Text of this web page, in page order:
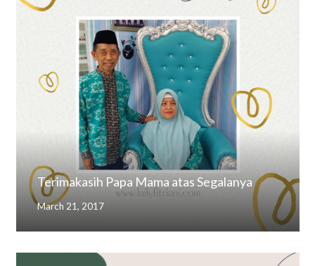
Terimakasih Papa Mama atas Segalanya
March 21, 2017